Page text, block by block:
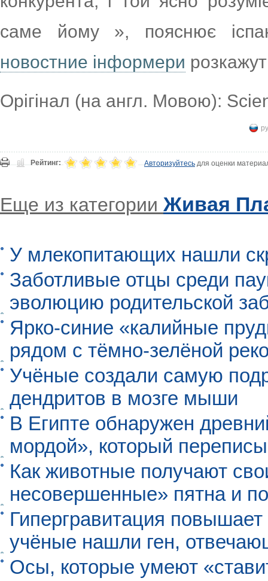
саме йому », пояснює
новостние інформери
Орігінал (на англ. Мовою):
Рейтинг: Авторизуйтесьдля оценки
Еще из категории Живая
У млекопитающих нашли
Заботливые отцы среди
эволюцию родительской
Ярко-синие «калийные
рядом с тёмно-зелёной
Учёные создали самую
дендритов в мозге мыши
В Египте обнаружен
мордой», который
Как животные получают
несовершенные» пятна и
Гипергравитация
учёные нашли ген,
Осы, которые умеют